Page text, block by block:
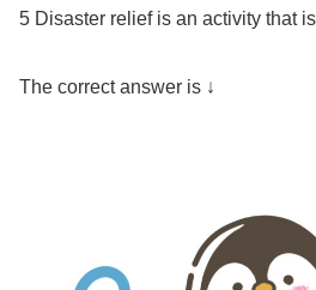
5 Disaster relief is an activity that
The correct answer is ↓